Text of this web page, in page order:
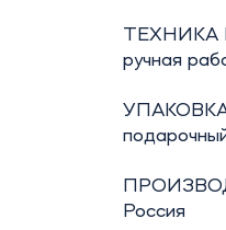
ТЕХНИКА
ручная
Россия